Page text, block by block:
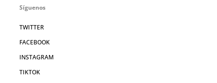
Síguenos
TWITTER
FACEBOOK
INSTAGRAM
TIKTOK